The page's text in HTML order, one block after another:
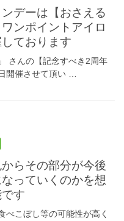
ンポイントアイロ
ております
さんの【記念すべき2周年
開催させて頂い …
っていくのかを想
す
べこぼし等の可能性が高く